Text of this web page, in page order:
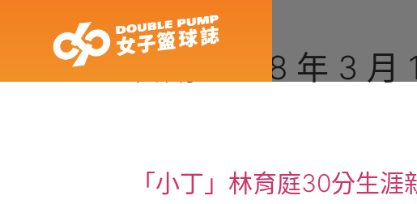
日期: 2018 年 3 月
「小丁」林育庭30分生